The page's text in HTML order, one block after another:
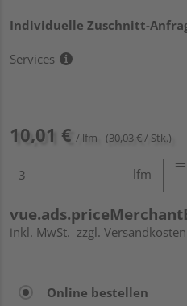
Individuelle Zuschnitt-
Services
10,01 € / lfm (30,03 € / Stk.)
lfm
inkl. MwSt. zzgl.
Online bestellen